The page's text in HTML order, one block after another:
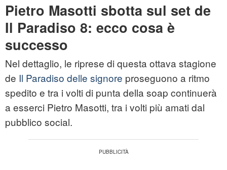
Pietro Masotti sbotta sul set de
Il Paradiso 8: ecco cosa è
successo
Nel dettaglio, le riprese di questa ottava stagione
de Il Paradiso delle signore proseguono a ritmo
spedito e tra i volti di punta della soap continuerà
a esserci Pietro Masotti, tra i volti più amati dal
pubblico social.